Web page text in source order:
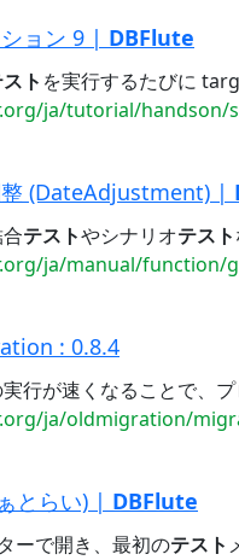
ョン 9 | DBFlute
ト を実行するたびに target 配下を F5 するのは面
ja/tutorial/handson/
(DateAdjustment) |
テストやシナリオテスト
function/generator/task/
: 0.8.4
が速くなることで、プログラマは
ja/oldmigration/migrate-
とらい) | DBFlute
ーで開き、最初のテスト